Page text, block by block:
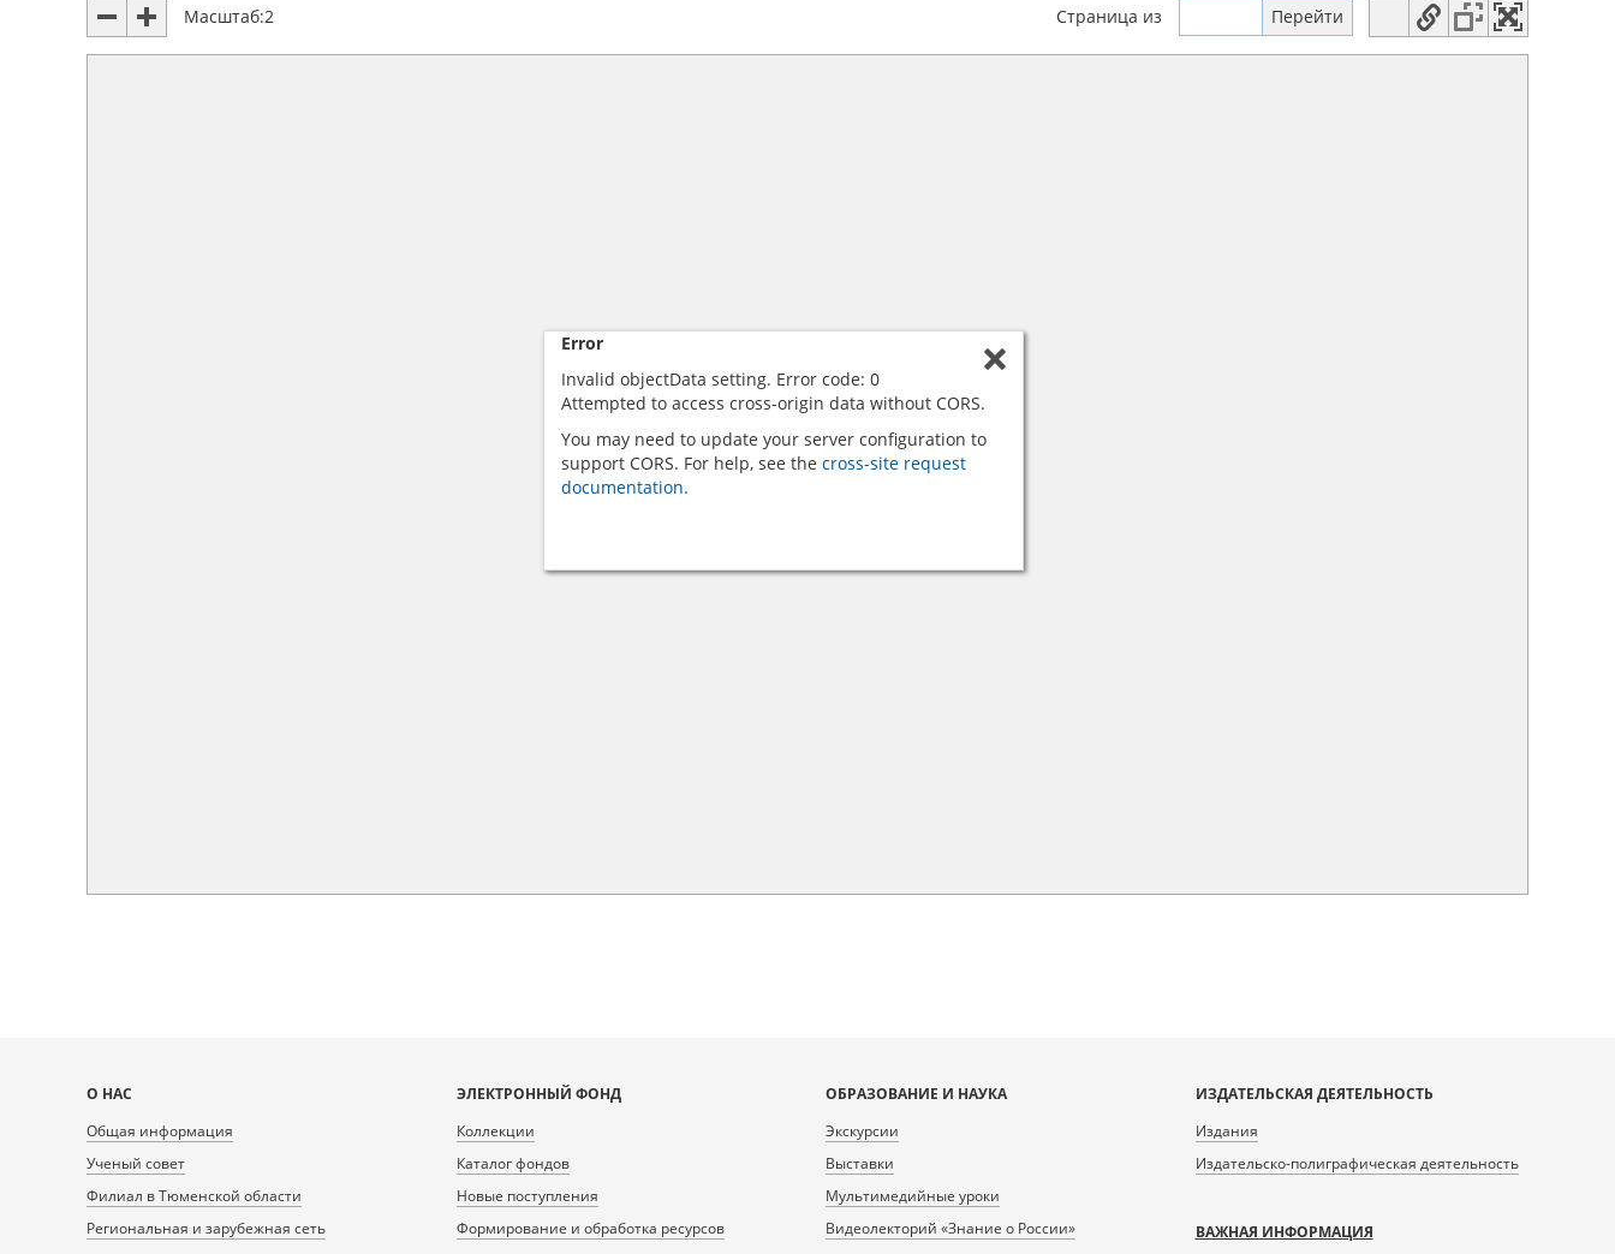
Масштаб:2 Страница из
Error
Invalid objectData setting. Error code: 0
Attempted to access cross-origin data without CORS.
You may need to update your server configuration to
support CORS. For help, see the cross-site request
documentation.
Карта
сайта
О НАС
Общая информация
Ученый совет
Филиал в Тюменской области
Региональная и зарубежная сеть
ЭЛЕКТРОННЫЙ ФОНД
Коллекции
Каталог фондов
Новые поступления
Формирование и обработка ресурсов
ОБРАЗОВАНИЕ И НАУКА
Экскурсии
Выставки
Мультимедийные уроки
Видеолекторий «Знание о России»
ИЗДАТЕЛЬСКАЯ ДЕЯТЕЛЬНОСТЬ
Издания
Издательско-полиграфическая деятельность
ВАЖНАЯ ИНФОРМАЦИЯ